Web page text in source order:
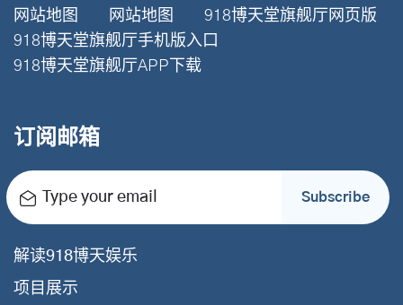
网站地图
网站地图
918博天堂旗舰厅网页版
918博天堂旗舰厅手机版入口
918博天堂旗舰厅APP下载
订阅邮箱
Type your email Subscribe
解读918博天娱乐
项目展示